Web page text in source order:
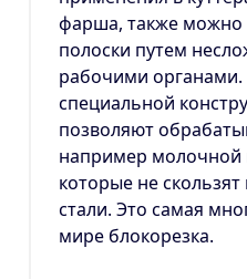
фарша, также можно
полоски путем
рабочими органами.
специальной
позволяют
например
которые не
стали. Это самая
мире блокорезка.